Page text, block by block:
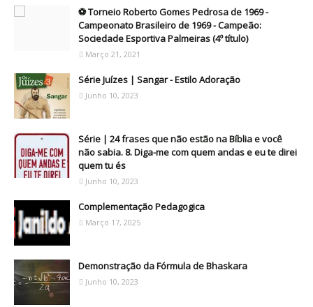
⚽ Torneio Roberto Gomes Pedrosa de 1969 -
Campeonato Brasileiro de 1969 - Campeão:
Sociedade Esportiva Palmeiras (4º título)
Março 21, 2021
Série Juízes | Sangar - Estilo Adoração
Junho 10, 2023
Série | 24 frases que não estão na Bíblia e você
não sabia. 8. Diga-me com quem andas e eu te direi
quem tu és
Junho 10, 2023
Complementação Pedagogica
Março 17, 2025
Demonstração da Fórmula de Bhaskara
Junho 10, 2023